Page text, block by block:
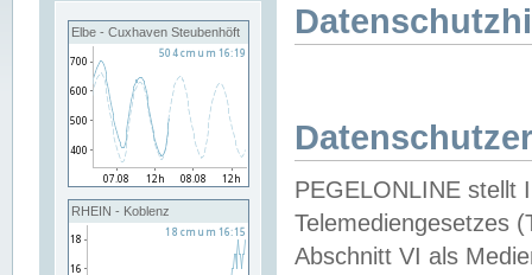
Elbe - Cuxhaven Steubenhöft
RHEIN - Koblenz
PEGELONLINE stellt
Telemediengesetzes
Abschnitt VI als